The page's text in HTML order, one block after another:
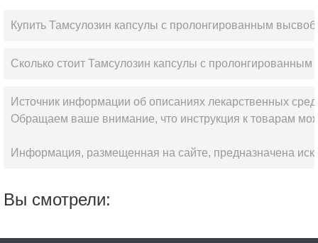
Купить Тамсулозин капсулы с пролонгированным
Сколько стоит Тамсулозин капсулы с
Источник информации об описаниях лекарственных
Обращаем ваше внимание, что инструкция к товарам
Информация, размещенная на сайте, предназначена
Вы смотрели: